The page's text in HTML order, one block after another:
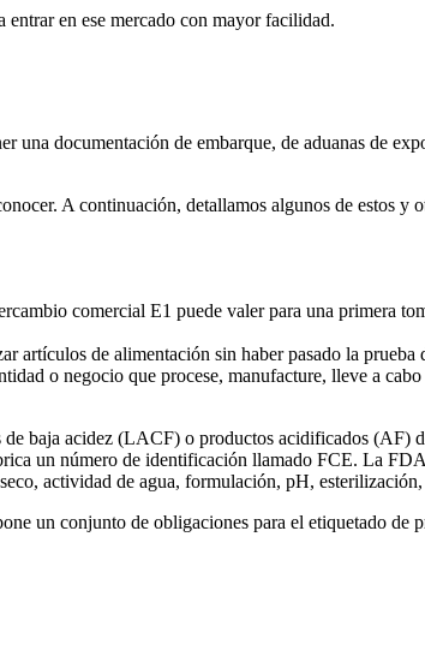
entrar en ese mercado con mayor facilidad.
documentación de embarque, de aduanas de
A continuación, detallamos algunos de estos y
comercial E1 puede valer para una primera
artículos de alimentación sin haber pasado la prueba
o negocio que procese, manufacture, lleve a
baja acidez (LACF) o productos acidificados (AF)
un número de identificación llamado FCE. La
actividad de agua, formulación, pH, esterilización,
un conjunto de obligaciones para el etiquetado de